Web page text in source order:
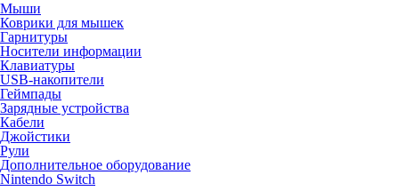
Мыши
Коврики для мышек
Гарнитуры
Носители информации
Клавиатуры
USB-накопители
Геймпады
Зарядные устройства
Кабели
Джойстики
Рули
Дополнительное оборудование
Nintendo Switch